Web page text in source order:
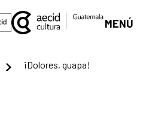
MENÚ
¡Dolores, guapa!